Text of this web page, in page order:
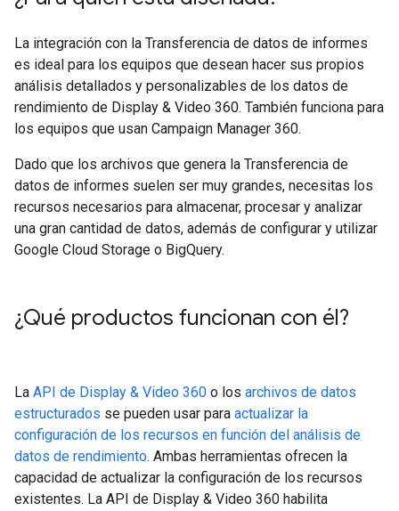
La integración con la Transferencia de datos de informes
es ideal para los equipos que desean hacer sus propios
análisis detallados y personalizables de los datos de
rendimiento de Display & Video 360. También funciona para
los equipos que usan Campaign Manager 360.
Dado que los archivos que genera la Transferencia de
datos de informes suelen ser muy grandes, necesitas los
recursos necesarios para almacenar, procesar y analizar
una gran cantidad de datos, además de configurar y utilizar
Google Cloud Storage o BigQuery.
¿Qué productos funcionan con él?
La API de Display & Video 360 o los archivos de datos
estructurados se pueden usar para actualizar la
configuración de los recursos en función del análisis de
datos de rendimiento. Ambas herramientas ofrecen la
capacidad de actualizar la configuración de los recursos
existentes. La API de Display & Video 360 habilita